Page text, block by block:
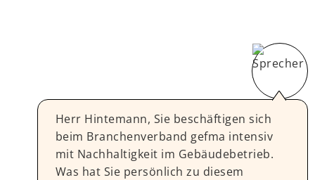
Herr Hintemann, Sie beschäftigen sich
beim Branchenverband gefma intensiv
mit Nachhaltigkeit im Gebäudebetrieb.
Was hat Sie persönlich zu diesem